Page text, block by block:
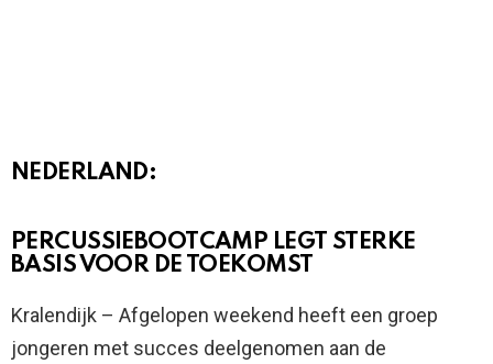
NEDERLAND:
PERCUSSIEBOOTCAMP LEGT STERKE
BASIS VOOR DE TOEKOMST
Kralendijk – Afgelopen weekend heeft een groep
jongeren met succes deelgenomen aan de